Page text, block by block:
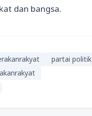
dan bangsa.
partai politik